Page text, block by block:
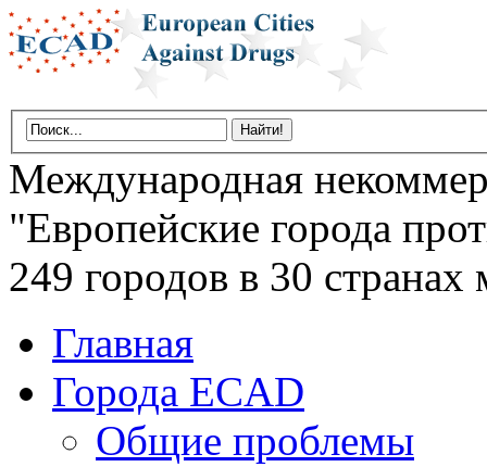
Международная
"Европейские города
249 городов в 30
Главная
Города ECAD
Общие проблемы